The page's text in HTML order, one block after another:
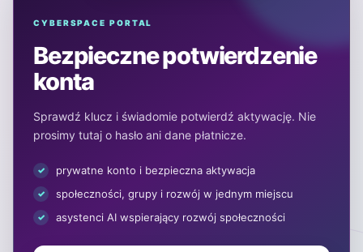
CYBERSPACE PORTAL
Bezpieczne potwierdzenie
konta
Sprawdź klucz i świadomie potwierdź aktywację. Nie
prosimy tutaj o hasło ani dane płatnicze.
prywatne konto i bezpieczna aktywacja
społeczności, grupy i rozwój w jednym miejscu
asystenci AI wspierający rozwój społeczności